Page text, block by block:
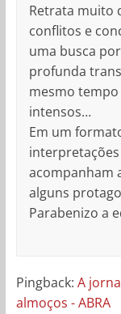
Retrata muito
conflitos e
uma busca
profunda
mesmo
intensos…
Em um
acompanham
alguns
Parabenizo a
Pingback: A
almoços - ABRA